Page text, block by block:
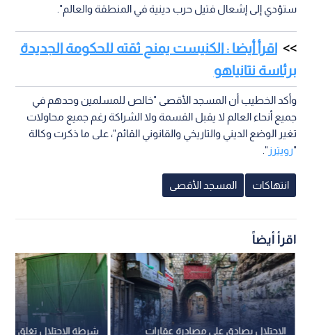
ستؤدي إلى إشعال فتيل حرب دينية في المنطقة والعالم".
اقرأ أيضا : الكنيست يمنح ثقته للحكومة الجديدة
برئاسة نتانياهو
وأكد الخطيب أن المسجد الأقصى "خالص للمسلمين وحدهم في
جميع أنحاء العالم لا يقبل القسمة ولا الشراكة رغم جميع محاولات
تغير الوضع الديني والتاريخي والقانوني القائم"، على ما ذكرت وكالة
"رويترز ".
انتهاكات المسجد الأقصى
اقرأ أيضاً
شرطة الاحتلال تغلق
الاحتلال يصادق على مصادرة عقارات